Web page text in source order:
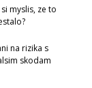
myslis, ze to
na rizika s
skodam